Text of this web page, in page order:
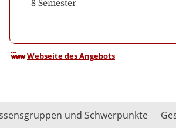
8 Semester
Webseite des Angebots
und Schwerpunkte